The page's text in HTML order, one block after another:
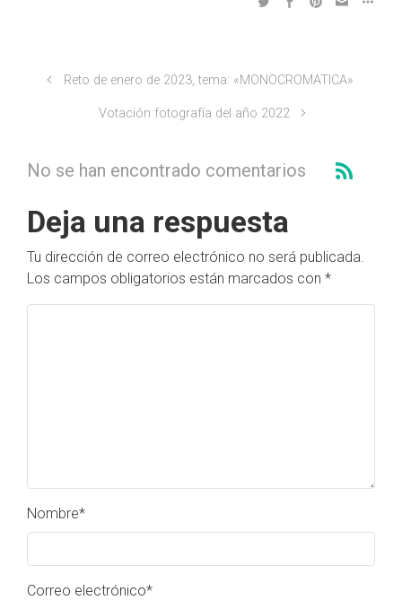
Reto de enero de 2023, tema: «MONOCROMATICA»
Votación fotografía del año 2022
No se han encontrado comentarios
Deja una respuesta
Tu dirección de correo electrónico no será publicada.
Los campos obligatorios están marcados con *
Nombre*
Correo electrónico*